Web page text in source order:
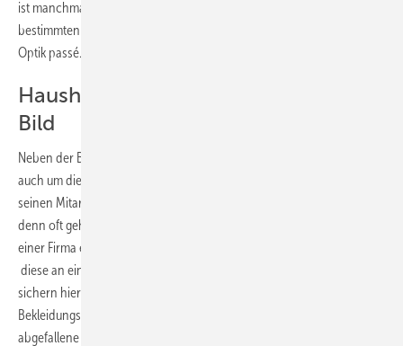
ist manchmal schon nach ein bis zwei Jahren der Nachkauf eines
bestimmten Modells nicht mehr möglich und damit die einheitliche
Optik passé.
Haushaltswäsche trübt einheitliches
Bild
Neben der Beschaffung und Lagerung muss sich der Firmeninhaber
auch um die Pflege der Bekleidung kümmern. Überlässt er die Wäsche
seinen Mitarbeitern, schwankt die Qualität der Pflege. Verständlich,
denn oft gehen die Vorstellungen von Sauberkeit weit auseinander. Ist
einer Firma eine durchgängig gepflegte Bekleidung wichtig, vergibt er
­ diese an einen externen Wäscher. Definierte Pflegeprogramme
sichern hier ein gleichwertiges Waschergebnis für alle
Bekleidungsteile. Allerdings reagiert ein externer Wäscher nicht auf
abgefallene Knöpfe oder aufgerissene Nähte. Fallen Reparaturen an,